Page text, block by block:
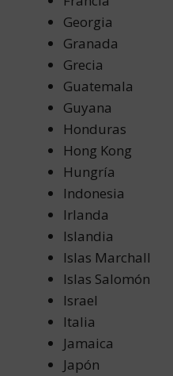
Georgia
Granada
Grecia
Guatemala
Guyana
Honduras
Hong Kong
Hungría
Indonesia
Irlanda
Islandia
Islas Marchall
Islas Salomón
Israel
Italia
Jamaica
Japón